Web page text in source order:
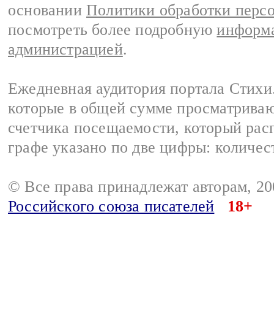
основании Политики обработки
посмотреть более подробную
администрацией.
Ежедневная аудитория портала
которые в общей сумме
счетчика посещаемости, который
графе указано по две цифры:
© Все права принадлежат авторам,
Российского союза писателей
18+